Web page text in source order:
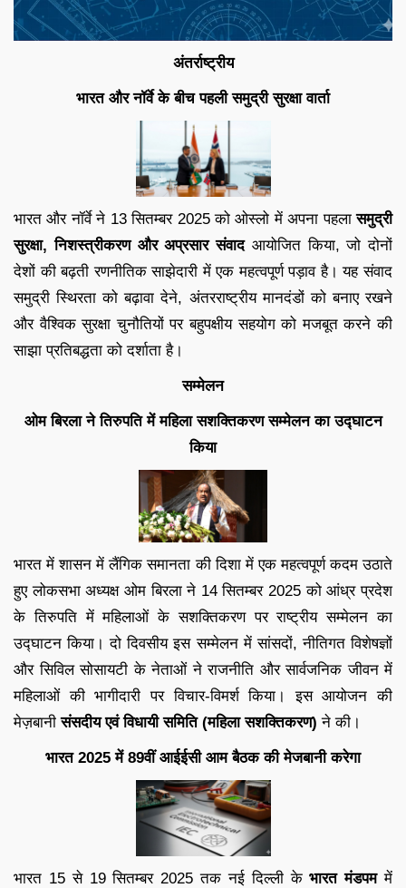
अंतर्राष्ट्रीय
भारत और नॉर्वे के बीच पहली समुद्री सुरक्षा वार्ता
भारत और नॉर्वे ने 13 सितम्बर 2025 को ओस्लो में अपना पहलासमुद्री
सुरक्षा, निशस्त्रीकरण और अप्रसार संवादआयोजित किया, जो दोनों
देशों की बढ़ती रणनीतिक साझेदारी में एक महत्वपूर्ण पड़ाव है। यह संवाद
समुद्री स्थिरता को बढ़ावा देने, अंतरराष्ट्रीय मानदंडों को बनाए रखने
और वैश्विक सुरक्षा चुनौतियों पर बहुपक्षीय सहयोग को मजबूत करने की
साझा प्रतिबद्धता को दर्शाता है।
सम्मेलन
ओम बिरला ने तिरुपति में महिला सशक्तिकरण सम्मेलन का उद्घाटन
किया
भारत में शासन में लैंगिक समानता की दिशा में एक महत्वपूर्ण कदम उठाते
हुए लोकसभा अध्यक्ष ओम बिरला ने 14 सितम्बर 2025 को आंध्र प्रदेश
के तिरुपति में महिलाओं के सशक्तिकरण पर राष्ट्रीय सम्मेलन का
उद्घाटन किया। दो दिवसीय इस सम्मेलन में सांसदों, नीतिगत विशेषज्ञों
और सिविल सोसायटी के नेताओं ने राजनीति और सार्वजनिक जीवन में
महिलाओं की भागीदारी पर विचार-विमर्श किया। इस आयोजन की
मेज़बानीसंसदीय एवं विधायी समिति (महिला सशक्तिकरण) ने की।
भारत 2025 में 89वीं आईईसी आम बैठक की मेजबानी करेगा
भारत 15 से 19 सितम्बर 2025 तक नई दिल्ली केभारत मंडपममें